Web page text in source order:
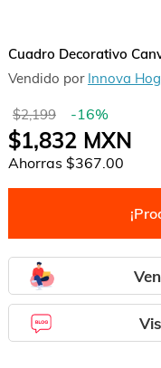
Cuadro Decorativo
Vendido por Innova
$2,199 -16%
$1,832MXN
Ahorras $367.00